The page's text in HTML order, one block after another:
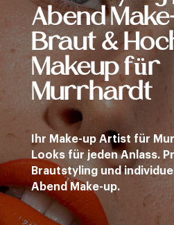
Abend
Braut &
Makeup für
Murrhardt
Ihr Make-up Artist für
Looks für jeden Anlass.
Brautstyling und
Abend Make-up.